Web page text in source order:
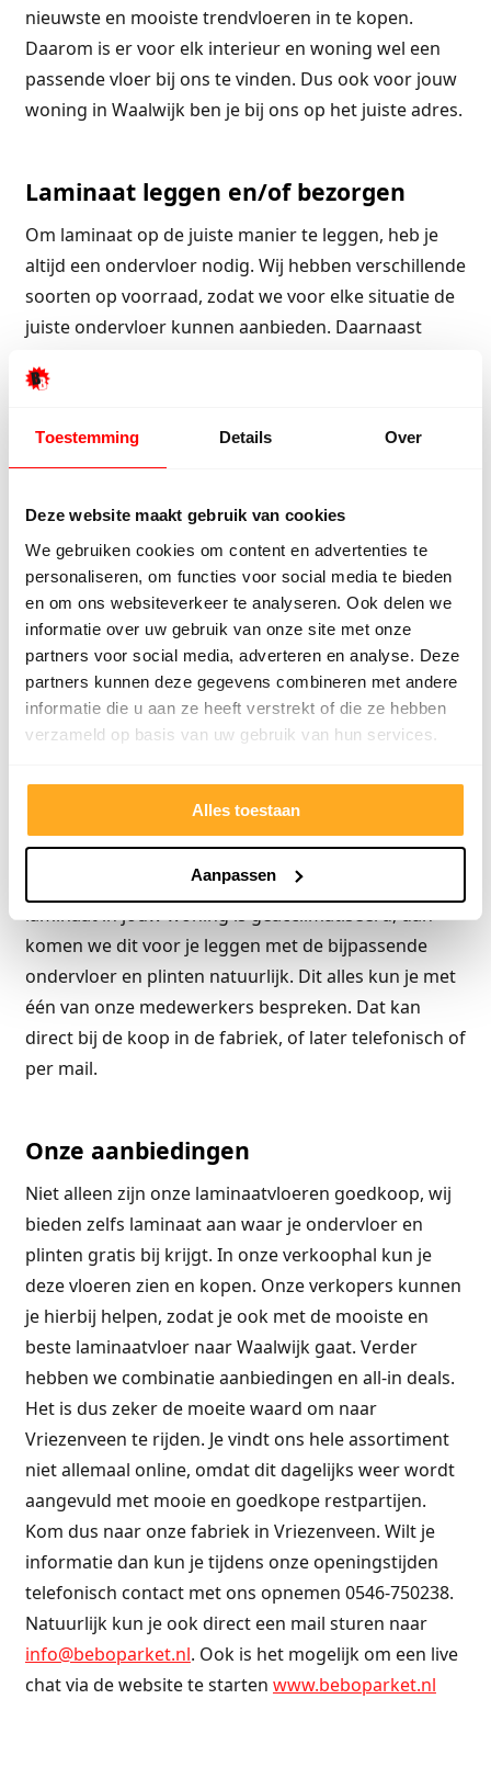
Toestemming Details Over
Deze website maakt gebruik van cookies
We gebruiken cookies om content en advertenties te
personaliseren, om functies voor social media te bieden
en om ons websiteverkeer te analyseren. Ook delen we
informatie over uw gebruik van onze site met onze
partners voor social media, adverteren en analyse. Deze
partners kunnen deze gegevens combineren met andere
informatie die u aan ze heeft verstrekt of die ze hebben
verzameld op basis van uw gebruik van hun services.
Alles toestaan
Aanpassen
nieuwste en mooiste trendvloeren in te kopen.
Daarom is er voor elk interieur en woning wel een
passende vloer bij ons te vinden. Dus ook voor jouw
woning in Waalwijk ben je bij ons op het juiste adres.
Laminaat leggen en/of bezorgen
Om laminaat op de juiste manier te leggen, heb je
altijd een ondervloer nodig. Wij hebben verschillende
soorten op voorraad, zodat we voor elke situatie de
juiste ondervloer kunnen aanbieden. Daarnaast
de bekende Sound Eliminator aan. Een kwalitatief
bijna elke legsituatie.
zorgt, zorgt een ondervloer er ook voor dat laminaat
gemakkelijker te leggen is en dat de langer mooi
blijft liggen. Om de vloer na het leggen mooi af te
werken gebruik je altijd plinten. Dit kunnen platte
plakplinten zijn maar je kunt ook voor staande
plinten kiezen. Wij adviseren hier platte plinten in
een overeenkomende kleur als het laminaat. Kies je
liever voor staande plinten dan raden we de Mdf-
uw woning in Waalwijk.
Heb je zelf geen tijd of ben je niet zo handig? Dan
kun je onze legservice inschakelen. Nadat het
laminaat in jouw woning is geacclimatiseerd, dan
komen we dit voor je leggen met de bijpassende
ondervloer en plinten natuurlijk. Dit alles kun je met
één van onze medewerkers bespreken. Dat kan
direct bij de koop in de fabriek, of later telefonisch of
per mail.
Onze aanbiedingen
Niet alleen zijn onze laminaatvloeren goedkoop, wij
bieden zelfs laminaat aan waar je ondervloer en
plinten gratis bij krijgt. In onze verkoophal kun je
deze vloeren zien en kopen. Onze verkopers kunnen
je hierbij helpen, zodat je ook met de mooiste en
beste laminaatvloer naar Waalwijk gaat. Verder
hebben we combinatie aanbiedingen en all-in deals.
Het is dus zeker de moeite waard om naar
Vriezenveen te rijden. Je vindt ons hele assortiment
niet allemaal online, omdat dit dagelijks weer wordt
aangevuld met mooie en goedkope restpartijen.
Kom dus naar onze fabriek in Vriezenveen. Wilt je
informatie dan kun je tijdens onze openingstijden
telefonisch contact met ons opnemen 0546-750238.
Natuurlijk kun je ook direct een mail sturen naar
info@beboparket.nl. Ook is het mogelijk om een live
chat via de website te starten www.beboparket.nl